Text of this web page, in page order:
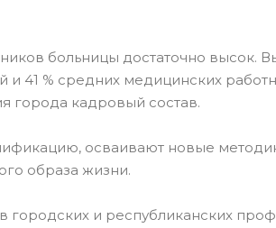
больницы достаточно высок.
41 % средних медицинских
города кадровый состав.
осваивают новые
образа жизни.
городских и республиканских